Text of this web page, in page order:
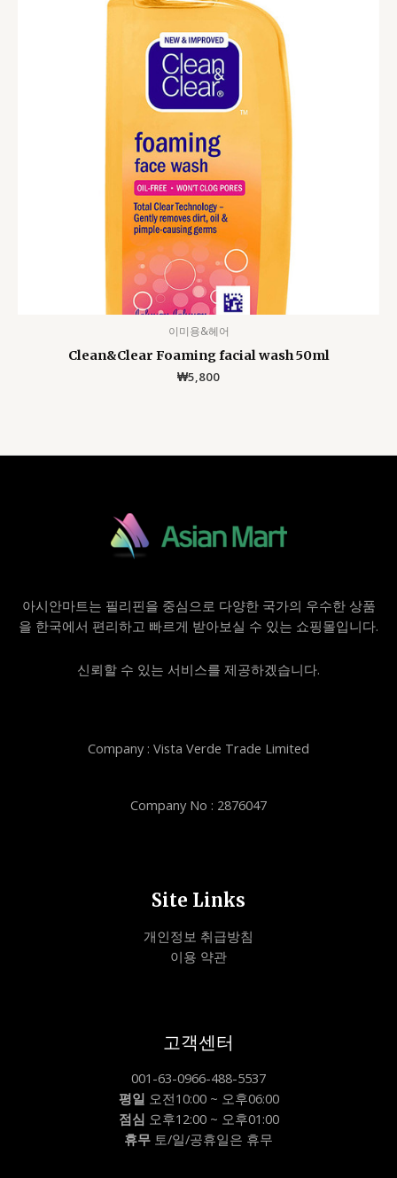
이미용&헤어
Clean&Clear Foaming facial wash 50ml
₩5,800
아시안마트는 필리핀을 중심으로 다양한 국가의 우수한 상품
을 한국에서 편리하고 빠르게 받아보실 수 있는 쇼핑몰입니다.
신뢰할 수 있는 서비스를 제공하겠습니다.
Company : Vista Verde Trade Limited
Company No : 2876047
Site Links
개인정보 취급방침
이용 약관
고객센터
001-63-0966-488-5537
평일 오전10:00 ~ 오후06:00
점심 오후12:00 ~ 오후01:00
휴무 토/일/공휴일은 휴무